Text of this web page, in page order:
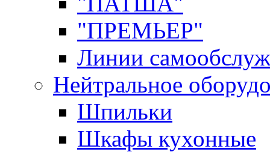
"ПРЕМЬЕР"
Линии
Нейтральное
Шпильки
Шкафы кухонные